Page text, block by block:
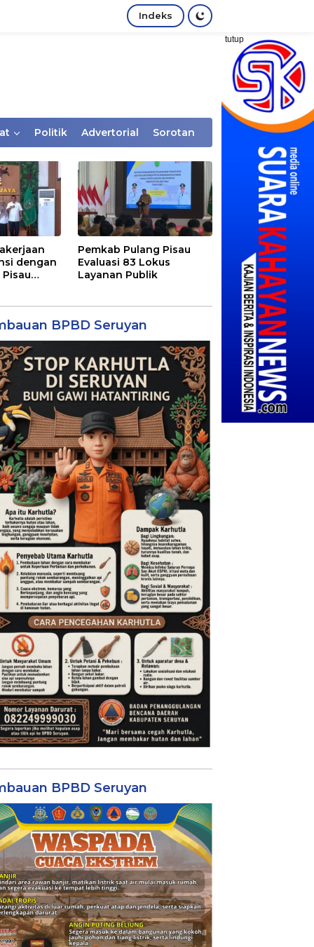
Indeks
tutup
Politik Advertorial Sorotan
dengan
Pemkab Pulang Pisau
Evaluasi 83 Lokus
Layanan Publik
BPBD Seruyan
BPBD Seruyan